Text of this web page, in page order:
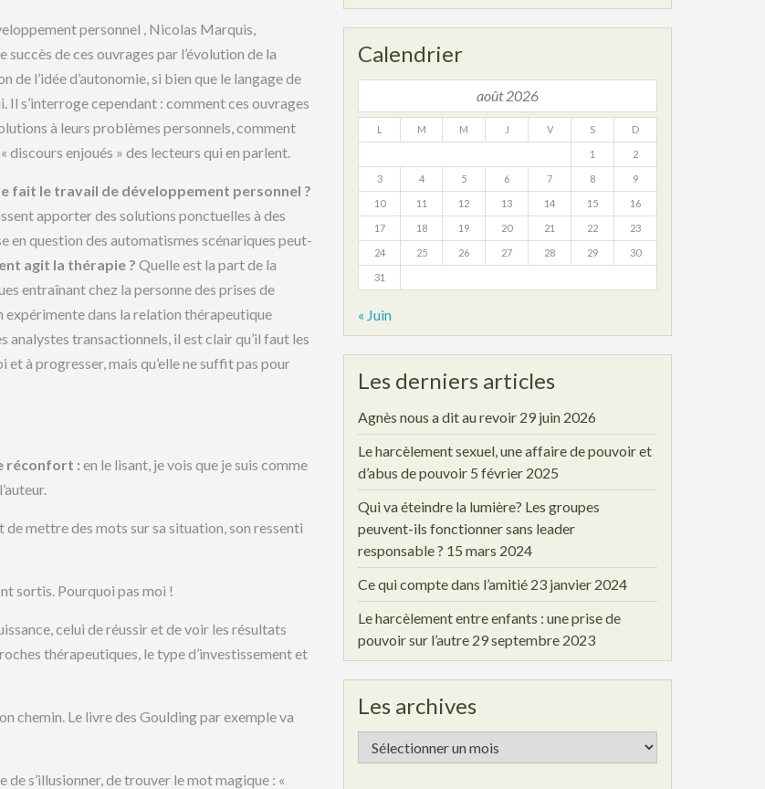
personnel , Nicolas Marquis,
de ces ouvrages par l’évolution de la
l’idée d’autonomie, si bien que le langage de
Il s’interroge cependant : comment ces ouvrages
à leurs problèmes personnels, comment
discours enjoués » des lecteurs qui en parlent.
fait le travail de développement personnel ?
apporter des solutions ponctuelles à des
en question des automatismes scénariques peut-
agit la thérapie ? Quelle est la part de la
entraînant chez la personne des prises de
dans la relation thérapeutique
analystes transactionnels, il est clair qu’il faut les
à progresser, mais qu’elle ne suffit pas pour
réconfort : en le lisant, je vois que je suis comme
de mettre des mots sur sa situation, son ressenti
sortis. Pourquoi pas moi !
celui de réussir et de voir les résultats
thérapeutiques, le type d’investissement et
chemin. Le livre des Goulding par exemple va
de s’illusionner, de trouver le mot magique : «
Calendrier
août 2026
L M M J V S D
1 2
3 4 5 6 7 8 9
10 11 12 13 14 15 16
17 18 19 20 21 22 23
24 25 26 27 28 29 30
31
« Juin
Les derniers articles
Agnès nous a dit au revoir 29 juin 2026
Le harcèlement sexuel, une affaire de pouvoir et
d’abus de pouvoir 5 février 2025
Qui va éteindre la lumière? Les groupes
peuvent-ils fonctionner sans leader
responsable ? 15 mars 2024
Ce qui compte dans l’amitié 23 janvier 2024
Le harcèlement entre enfants : une prise de
pouvoir sur l’autre 29 septembre 2023
Les archives
Les
archives